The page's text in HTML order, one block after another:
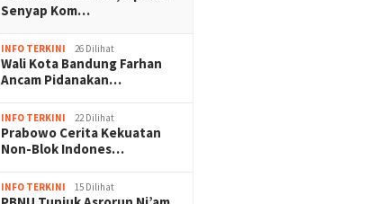
Senyap Kom…
INFO TERKINI 26 Dilihat
Wali Kota Bandung Farhan
Ancam Pidanakan…
INFO TERKINI 22 Dilihat
Prabowo Cerita Kekuatan
Non-Blok Indones…
INFO TERKINI 15 Dilihat